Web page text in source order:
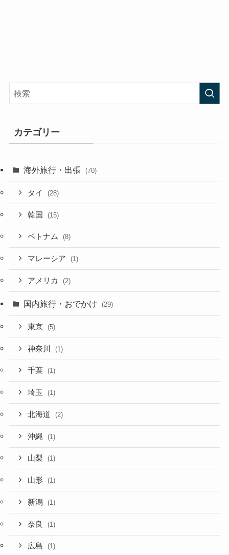
カテゴリー
海外旅行・出張 (70)
タイ (28)
韓国 (15)
ベトナム (8)
マレーシア (1)
アメリカ (2)
国内旅行・おでかけ (29)
東京 (5)
神奈川 (1)
千葉 (1)
埼玉 (1)
北海道 (2)
沖縄 (1)
山梨 (1)
山形 (1)
新潟 (1)
奈良 (1)
広島 (1)